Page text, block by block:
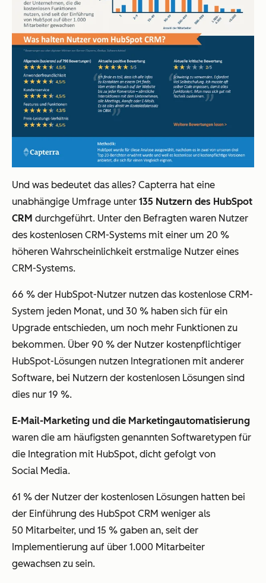
Und was bedeutet das alles? Capterra hat eine
unabhängige Umfrage unter 135 Nutzern des HubSpot
CRM durchgeführt. Unter den Befragten waren Nutzer
des kostenlosen CRM-Systems mit einer um 20 %
höheren Wahrscheinlichkeit erstmalige Nutzer eines
CRM-Systems.
66 % der HubSpot-Nutzer nutzen das kostenlose CRM-
System jeden Monat, und 30 % haben sich für ein
Upgrade entschieden, um noch mehr Funktionen zu
bekommen. Über 90 % der Nutzer kostenpflichtiger
HubSpot-Lösungen nutzen Integrationen mit anderer
Software, bei Nutzern der kostenlosen Lösungen sind
dies nur 19 %.
E-Mail-Marketing und die Marketingautomatisierung
waren die am häufigsten genannten Softwaretypen für
die Integration mit HubSpot, dicht gefolgt von
Social Media.
61 % der Nutzer der kostenlosen Lösungen hatten bei
der Einführung des HubSpot CRM weniger als
50 Mitarbeiter, und 15 % gaben an, seit der
Implementierung auf über 1.000 Mitarbeiter
gewachsen zu sein.